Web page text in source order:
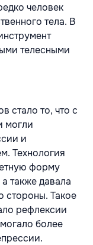
человек
тела. В
телесными
стало то, что с
могли
и
Технология
форму
также давала
стороны. Такое
рефлексии
более